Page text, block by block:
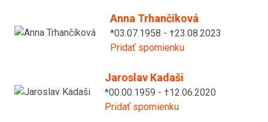
Anna Trhančíková
*03.07.1958 - †23.08.2023
Pridať spomienku
Jaroslav Kadaši
*00.00.1959 - †12.06.2020
Pridať spomienku